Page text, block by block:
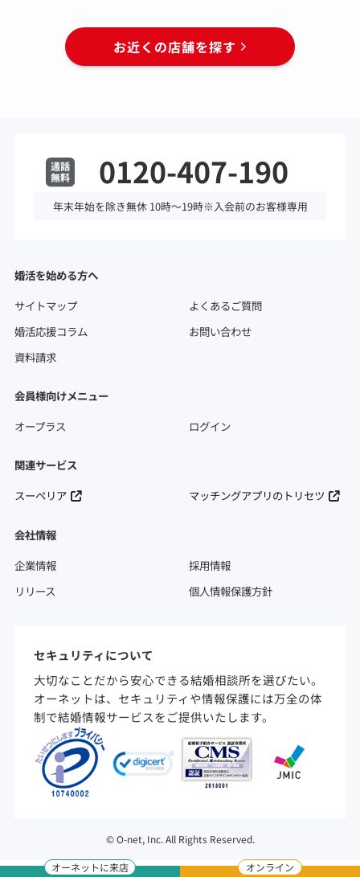
お近くの店舗を探す
0120-407-190
年末年始を除き無休 10時～19時※入会前のお客様専用
婚活を始める方へ
サイトマップ
よくあるご質問
婚活応援コラム
お問い合わせ
資料請求
会員様向けメニュー
オープラス
ログイン
関連サービス
スーペリア
マッチングアプリのトリセツ
会社情報
企業情報
採用情報
リリース
個人情報保護方針
セキュリティについて
大切なことだから安心できる結婚相談所を選びたい。
オーネットは、セキュリティや情報保護には万全の体
制で結婚情報サービスをご提供いたします。
©O-net, Inc. All Rights Reserved.